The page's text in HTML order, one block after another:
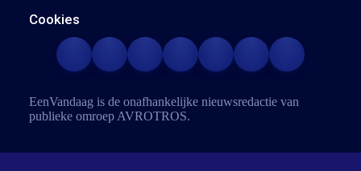
Cookies
EenVandaag is de onafhankelijke nieuwsredactie van
publieke omroep AVROTROS.